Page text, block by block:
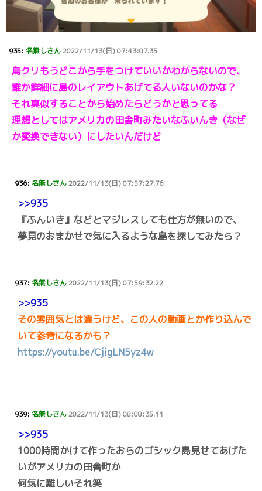
935: 名無しさん2022/11/13(日) 07:43:07.35
島クリもうどこから手をつけていいかわからないので、
誰か詳細に島のレイアウトあげてる人いないのかな？
それ真似することから始めたらどうかと思ってる
理想としてはアメリカの田舎町みたいなふいんき（なぜ
か変換できない）にしたいんだけど
936: 名無しさん2022/11/13(日) 07:57:27.76
>>935
『ふんいき』などとマジレスしても仕方が無いので、
夢見のおまかせで気に入るような島を探してみたら？
937: 名無しさん2022/11/13(日) 07:59:32.22
>>935
その雰囲気とは違うけど、この人の動画とか作り込んで
いて参考になるかも？
https://youtu.be/CjigLN5yz4w
939: 名無しさん2022/11/13(日) 08:08:35.11
>>935
1000時間かけて作ったおらのゴシック島見せてあげた
いがアメリカの田舎町か
何気に難しいそれ笑